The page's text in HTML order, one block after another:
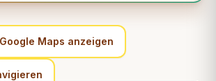
Maps anzeigen